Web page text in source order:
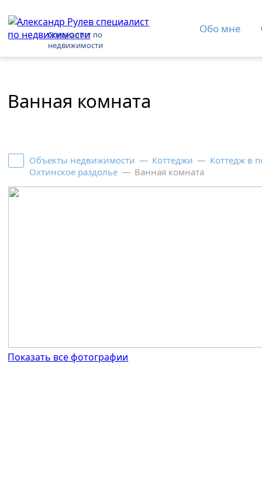
Специалист по
недвижимости
Обо мне
Ванная комната
Объекты недвижимости — Коттеджи — Коттедж в
Охтинское раздолье — Ванная комната
Показать все фотографии